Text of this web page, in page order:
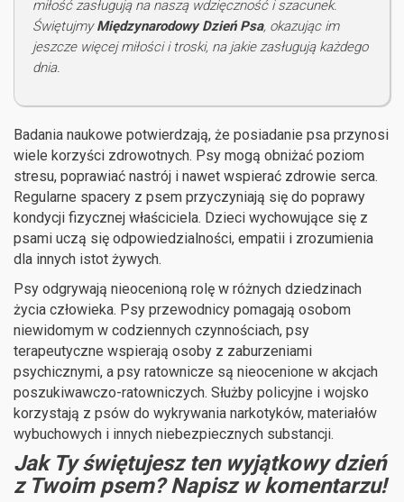
miłość zasługują na naszą wdzięczność i szacunek.
ŚwiętujmyMiędzynarodowy Dzień Psa, okazując im
jeszcze więcej miłości i troski, na jakie zasługują każdego
dnia.
Badania naukowe potwierdzają, że posiadanie psa przynosi
wiele korzyści zdrowotnych. Psy mogą obniżać poziom
stresu, poprawiać nastrój i nawet wspierać zdrowie serca.
Regularne spacery z psem przyczyniają się do poprawy
kondycji fizycznej właściciela. Dzieci wychowujące się z
psami uczą się odpowiedzialności, empatii i zrozumienia
dla innych istot żywych.
Psy odgrywają nieocenioną rolę w różnych dziedzinach
życia człowieka. Psy przewodnicy pomagają osobom
niewidomym w codziennych czynnościach, psy
terapeutyczne wspierają osoby z zaburzeniami
psychicznymi, a psy ratownicze są nieocenione w akcjach
poszukiwawczo-ratowniczych. Służby policyjne i wojsko
korzystają z psów do wykrywania narkotyków, materiałów
wybuchowych i innych niebezpiecznych substancji.
Jak Ty świętujesz ten wyjątkowy dzień
z Twoim psem? Napisz w komentarzu!